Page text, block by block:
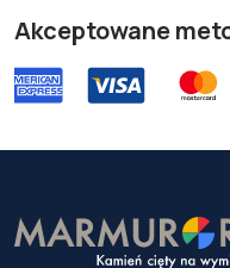
Akceptowane